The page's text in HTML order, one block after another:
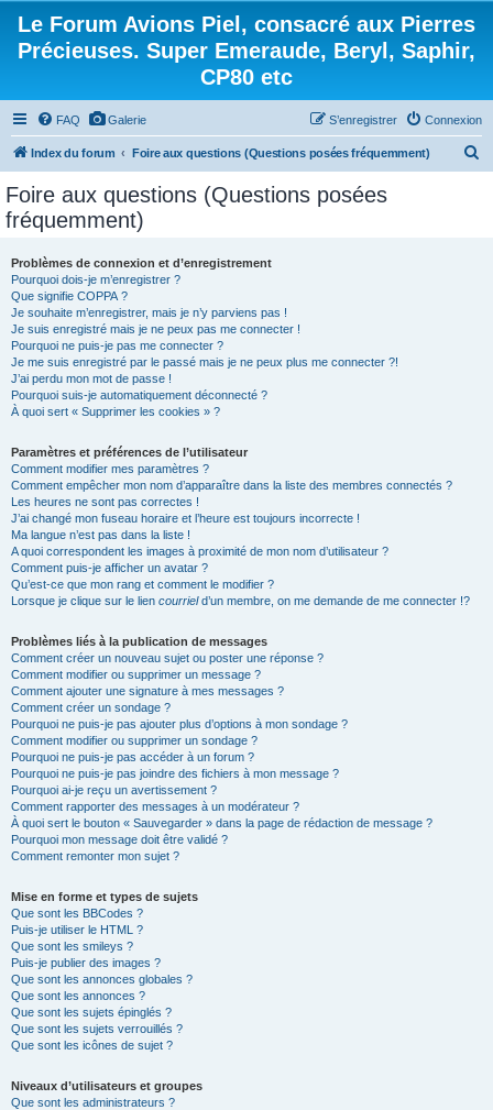
Le Forum Avions Piel, consacré aux Pierres
Précieuses. Super Emeraude, Beryl, Saphir,
CP80 etc
FAQ Galerie Connexion
S’enregistrer
Index du forum Foire aux questions (Questions posées fréquemment)
Foire aux questions (Questions posées
fréquemment)
Problèmes de connexion et d’enregistrement
Pourquoi dois-je m’enregistrer ?
Que signifie COPPA ?
Je souhaite m’enregistrer, mais je n’y parviens pas !
Je suis enregistré mais je ne peux pas me connecter !
Pourquoi ne puis-je pas me connecter ?
Je me suis enregistré par le passé mais je ne peux plus me connecter ?!
J’ai perdu mon mot de passe !
Pourquoi suis-je automatiquement déconnecté ?
À quoi sert « Supprimer les cookies » ?
Paramètres et préférences de l’utilisateur
Comment modifier mes paramètres ?
Comment empêcher mon nom d’apparaître dans la liste des membres connectés ?
Les heures ne sont pas correctes !
J’ai changé mon fuseau horaire et l’heure est toujours incorrecte !
Ma langue n’est pas dans la liste !
A quoi correspondent les images à proximité de mon nom d’utilisateur ?
Comment puis-je afficher un avatar ?
Qu’est-ce que mon rang et comment le modifier ?
Lorsque je clique sur le lien courrield’un membre, on me demande de me connecter !?
Problèmes liés à la publication de messages
Comment créer un nouveau sujet ou poster une réponse ?
Comment modifier ou supprimer un message ?
Comment ajouter une signature à mes messages ?
Comment créer un sondage ?
Pourquoi ne puis-je pas ajouter plus d’options à mon sondage ?
Comment modifier ou supprimer un sondage ?
Pourquoi ne puis-je pas accéder à un forum ?
Pourquoi ne puis-je pas joindre des fichiers à mon message ?
Pourquoi ai-je reçu un avertissement ?
Comment rapporter des messages à un modérateur ?
À quoi sert le bouton « Sauvegarder » dans la page de rédaction de message ?
Pourquoi mon message doit être validé ?
Comment remonter mon sujet ?
Mise en forme et types de sujets
Que sont les BBCodes ?
Puis-je utiliser le HTML ?
Que sont les smileys ?
Puis-je publier des images ?
Que sont les annonces globales ?
Que sont les annonces ?
Que sont les sujets épinglés ?
Que sont les sujets verrouillés ?
Que sont les icônes de sujet ?
Niveaux d’utilisateurs et groupes
Que sont les administrateurs ?